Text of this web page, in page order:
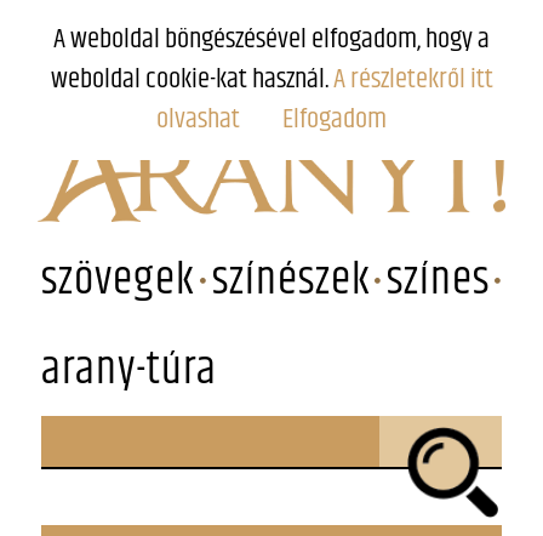
szövegek színészek színes
arany-túra
A weboldal böngészésével elfogadom, hogy a
weboldal cookie-kat használ.A részletekről itt
olvashat
Elfogadom